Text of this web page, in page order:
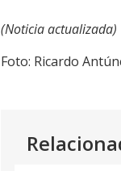
(Noticia actualizada)
Foto: Ricardo